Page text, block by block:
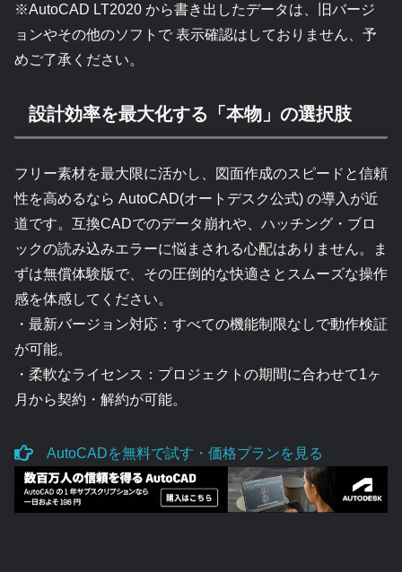
※AutoCAD LT2020 から書き出したデータは、旧バージ
ョンやその他のソフトで 表示確認はしておりません、予
めご了承ください。
設計効率を最大化する「本物」の選択肢
フリー素材を最大限に活かし、図面作成のスピードと信頼
性を高めるなら AutoCAD(オートデスク公式) の導入が近
道です。互換CADでのデータ崩れや、ハッチング・ブロ
ックの読み込みエラーに悩まされる心配はありません。ま
ずは無償体験版で、その圧倒的な快適さとスムーズな操作
感を体感してください。
・最新バージョン対応：すべての機能制限なしで動作検証
が可能。
・柔軟なライセンス：プロジェクトの期間に合わせて1ヶ
月から契約・解約が可能。
AutoCADを無料で試す・価格プランを見る